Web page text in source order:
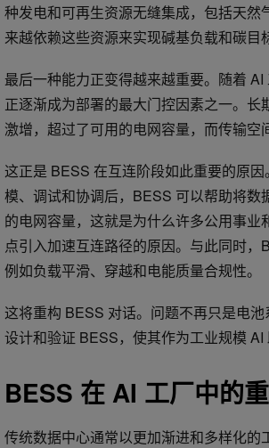
种发电和可再生资源无缝集成，包括天
来越依赖这些资源来实现碱基负载和碳目
最后一种能力正变得越来越重要。随着
正逐渐成为部署的最大门控因素之一。
激增，超过了可用的电网容量，而传输空
这正是 BESS 在互连阶段如此重要的原
模、调试和协调后，BESS 可以帮助将
的电网容量，这就是为什么许多公用事
点引入加速互连路径的原因。与此同时，
例如负载平滑、穿越和电能质量合规性。
这将重构 BESS 对话。问题不再只是电
设计和验证 BESS，使其作为工业规模 AI
BESS 在 AI 工厂中的
传统数据中心通常以更加渐进和多样化